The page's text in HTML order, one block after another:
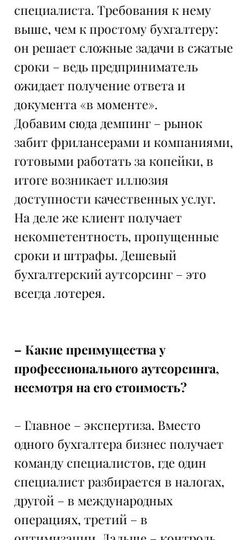
специалиста. Требования к нему
выше, чем к простому бухгалтеру:
он решает сложные задачи в сжатые
сроки – ведь предприниматель
ожидает получение ответа и
документа «в моменте».
Добавим сюда демпинг – рынок
забит фрилансерами и компаниями,
готовыми работать за копейки, в
итоге возникает иллюзия
доступности качественных услуг.
На деле же клиент получает
некомпетентность, пропущенные
сроки и штрафы. Дешевый
бухгалтерский аутсорсинг – это
всегда лотерея.
– Какие преимущества у
профессионального аутсорсинга,
несмотря на его стоимость?
– Главное – экспертиза. Вместо
одного бухгалтера бизнес получает
команду специалистов, где один
специалист разбирается в налогах,
другой – в международных
операциях, третий – в